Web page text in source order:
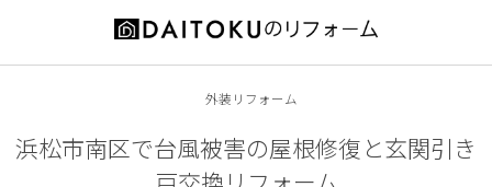
外装リフォーム
浜松市南区で台風被害の屋根修復と玄関引き